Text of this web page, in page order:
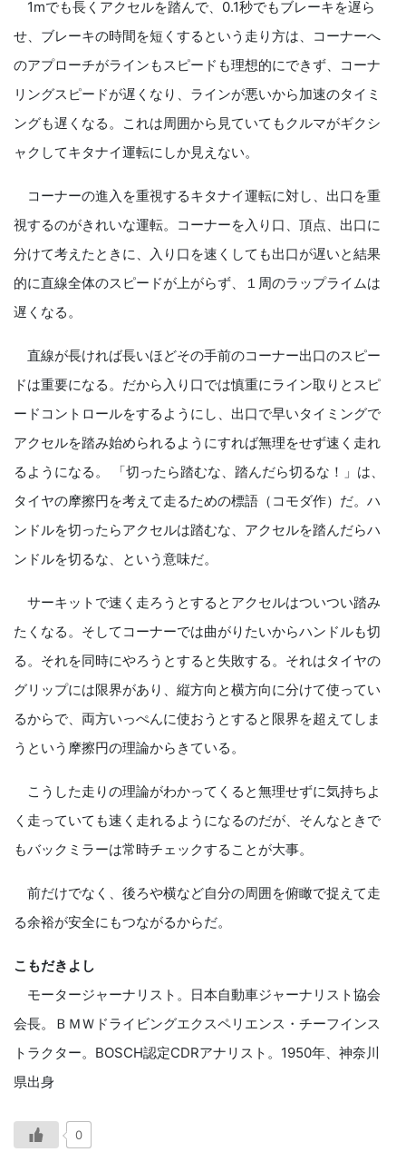
1mでも長くアクセルを踏んで、0.1秒でもブレーキを遅ら
せ、ブレーキの時間を短くするという走り方は、コーナーへ
のアプローチがラインもスピードも理想的にできず、コーナ
リングスピードが遅くなり、ラインが悪いから加速のタイミ
ングも遅くなる。これは周囲から見ていてもクルマがギクシ
ャクしてキタナイ運転にしか見えない。
コーナーの進入を重視するキタナイ運転に対し、出口を重
視するのがきれいな運転。コーナーを入り口、頂点、出口に
分けて考えたときに、入り口を速くしても出口が遅いと結果
的に直線全体のスピードが上がらず、１周のラップライムは
遅くなる。
直線が長ければ長いほどその手前のコーナー出口のスピー
ドは重要になる。だから入り口では慎重にライン取りとスピ
ードコントロールをするようにし、出口で早いタイミングで
アクセルを踏み始められるようにすれば無理をせず速く走れ
るようになる。 「切ったら踏むな、踏んだら切るな！」は、
タイヤの摩擦円を考えて走るための標語（コモダ作）だ。ハ
ンドルを切ったらアクセルは踏むな、アクセルを踏んだらハ
ンドルを切るな、という意味だ。
サーキットで速く走ろうとするとアクセルはついつい踏み
たくなる。そしてコーナーでは曲がりたいからハンドルも切
る。それを同時にやろうとすると失敗する。それはタイヤの
グリップには限界があり、縦方向と横方向に分けて使ってい
るからで、両方いっぺんに使おうとすると限界を超えてしま
うという摩擦円の理論からきている。
こうした走りの理論がわかってくると無理せずに気持ちよ
く走っていても速く走れるようになるのだが、そんなときで
もバックミラーは常時チェックすることが大事。
前だけでなく、後ろや横など自分の周囲を俯瞰で捉えて走
る余裕が安全にもつながるからだ。
こもだきよし
モータージャーナリスト。日本自動車ジャーナリスト協会
会長。ＢＭＷドライビングエクスペリエンス・チーフインス
トラクター。BOSCH認定CDRアナリスト。1950年、神奈川
県出身
0